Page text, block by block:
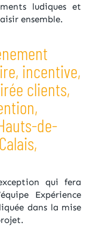
ludiques et
ensemble.
incentive,
clients,
de-
qui fera
Expérience
dans la mise